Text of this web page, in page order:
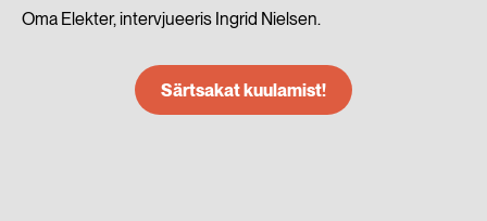
Oma Elekter, intervjueeris Ingrid Nielsen.
Särtsakat kuulamist!